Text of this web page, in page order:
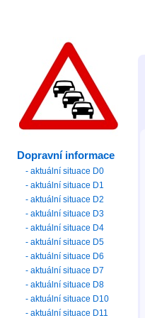
Dopravní informace
- aktuální situace D0
- aktuální situace D1
- aktuální situace D2
- aktuální situace D3
- aktuální situace D4
- aktuální situace D5
- aktuální situace D6
- aktuální situace D7
- aktuální situace D8
- aktuální situace D10
- aktuální situace D11